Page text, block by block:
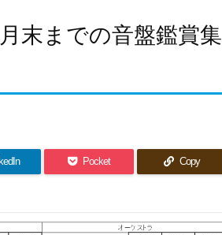
末までの音盤鑑賞集
Pocket Copy